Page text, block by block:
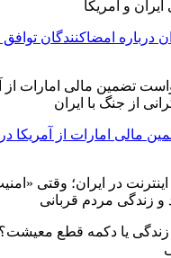
درباره امضاکنندگان توافق
مالی امارات از آمریکا در
زندگی یا دکمه قطع